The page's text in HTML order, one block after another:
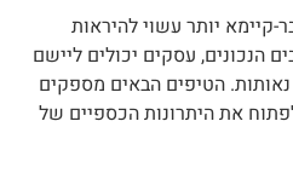
קיימא יותר עשוי להיראות
הנכונים, עסקים יכולים ליישם
הטיפים הבאים מספקים
את היתרונות הכספיים של